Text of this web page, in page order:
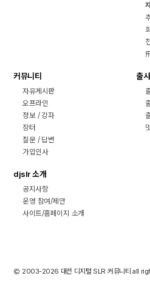
커뮤니티
자유게시판
오프라인
정보 / 강좌
장터
질문 / 답변
가입인사
출
djslr 소개
공지사항
운영 참여/제안
사이트/홈페이지 소개
2003-2026 대전 디지털 SLR 커뮤니티 all